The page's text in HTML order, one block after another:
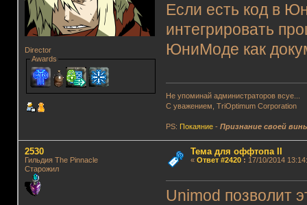
Director
Awards
Если есть код в
интегрировать
ЮниМоде как
Не упоминай администраторов всуе...
С уважением, TriOptimum Corporation
PS: Покаяние -Признание своей
2530
Гильдия The Pinnacle
Старожил
Тема для оффтопа II
« Ответ #2420: 17/10/2014
Unimod позволит